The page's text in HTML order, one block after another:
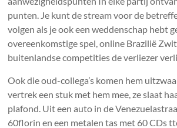
punten. Je kunt de stream voor de
volgen als je ook een weddenschap hebt
overeenkomstige spel, online Brazilië
buitenlandse competities de verliezer
Ook die oud-collega’s komen hem
vertrek een stuk met hem mee, ze slaat
plafond. Uit een auto in de
60florin en een metalen tas met 60 CDs